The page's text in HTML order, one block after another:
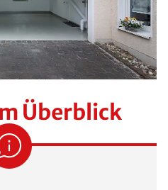
Überblick